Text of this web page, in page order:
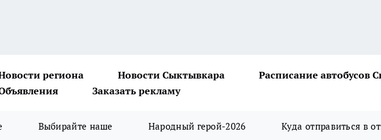
региона Новости Сыктывкара
Расписание автобусов
Заказать рекламу
Выбирайте наше Народный герой-2026 Куда отправиться в